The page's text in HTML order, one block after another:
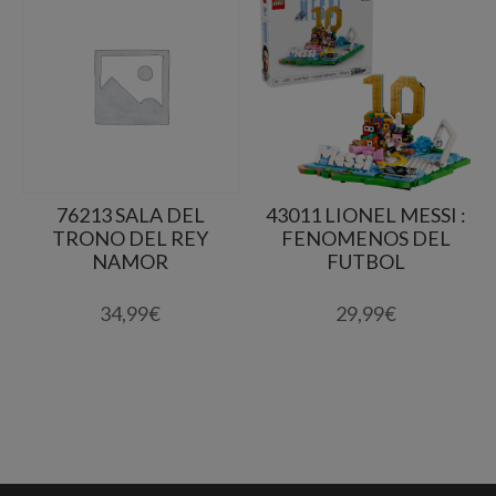
76213 SALA DEL
TRONO DEL REY
NAMOR
34,99€
43011 LIONEL MESSI :
FENOMENOS DEL
FUTBOL
29,99€